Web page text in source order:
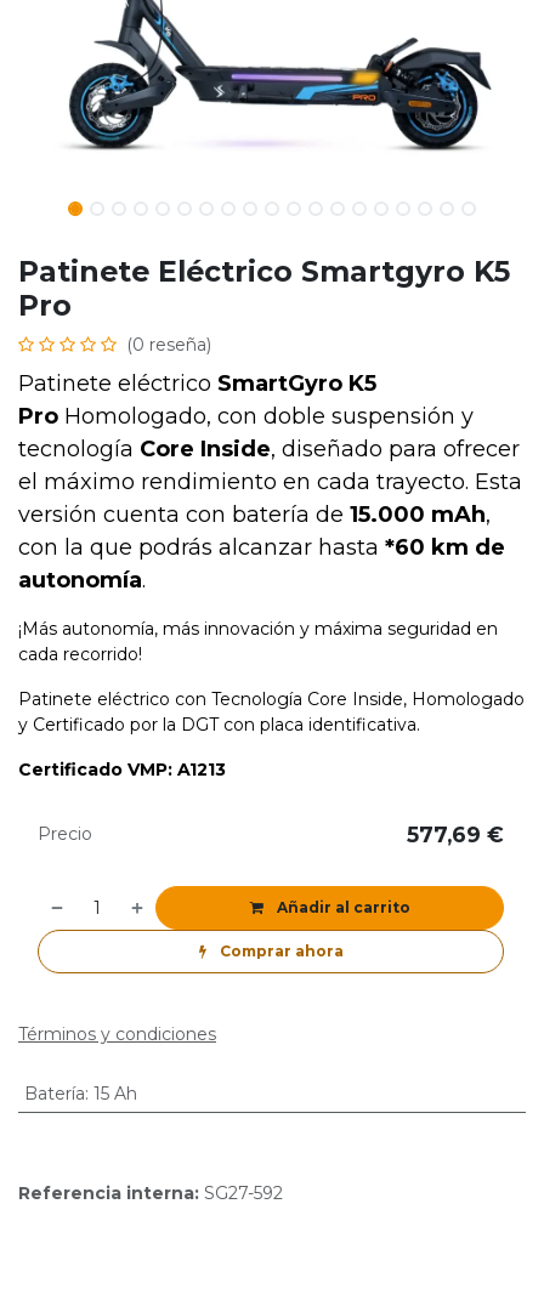
Patinete Eléctrico Smartgyro K5
Pro
(0 reseña)
Patinete eléctrico SmartGyro K5
Pro Homologado, con doble suspensión y
tecnología Core Inside, diseñado para ofrecer
el máximo rendimiento en cada trayecto. Esta
versión cuenta con batería de 15.000 mAh,
con la que podrás alcanzar hasta *60 km de
autonomía.
¡Más autonomía, más innovación y máxima seguridad en
cada recorrido!
Patinete eléctrico con Tecnología Core Inside, Homologado
y Certificado por la DGT con placa identificativa.
Certificado VMP: A1213
Añadir al carrito
Comprar ahora
Precio 577,69 €
Términos y condiciones
Batería: 15 Ah
Referencia interna: SG27-592